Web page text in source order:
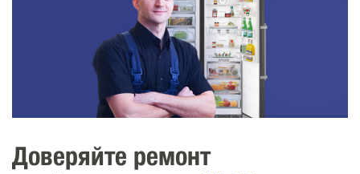
Доверяйте ремонт